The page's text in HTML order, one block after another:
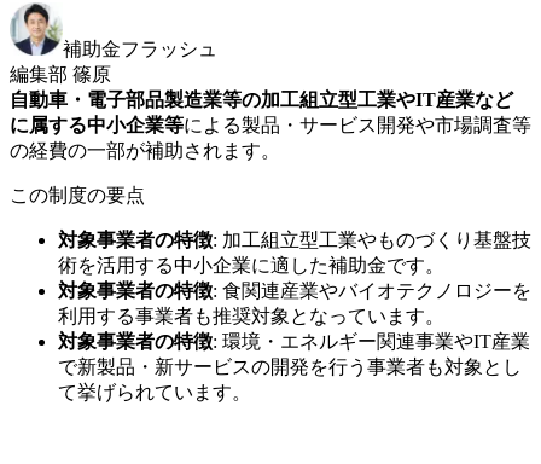
補助金フラッシュ
編集部 篠原
自動車・電子部品製造業等の加工組立型工業やIT産業など
に属する中小企業等による製品・サービス開発や市場調査等
の経費の一部が補助されます。
この制度の要点
対象事業者の特徴: 加工組立型工業やものづくり基盤技
術を活用する中小企業に適した補助金です。
対象事業者の特徴: 食関連産業やバイオテクノロジーを
利用する事業者も推奨対象となっています。
対象事業者の特徴: 環境・エネルギー関連事業やIT産業
で新製品・新サービスの開発を行う事業者も対象とし
て挙げられています。